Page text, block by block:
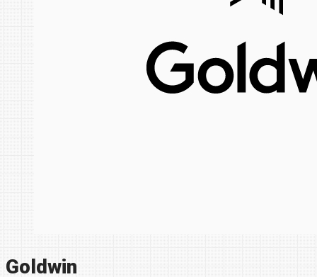
Goldwin